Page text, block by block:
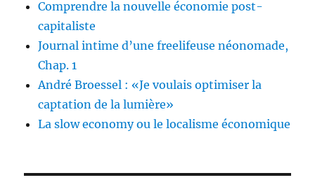
Comprendre la nouvelle économie post-
capitaliste
Journal intime d’une freelifeuse néonomade,
Chap. 1
André Broessel : «Je voulais optimiser la
captation de la lumière»
La slow economy ou le localisme économique